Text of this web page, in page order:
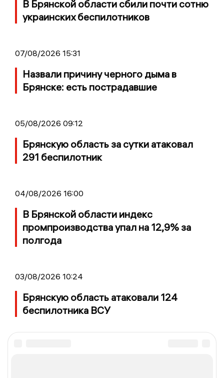
В Брянской области сбили почти сотню
украинских беспилотников
07/08/2026 15:31
Назвали причину черного дыма в
Брянске: есть пострадавшие
05/08/2026 09:12
Брянскую область за сутки атаковал
291 беспилотник
04/08/2026 16:00
В Брянской области индекс
промпроизводства упал на 12,9% за
полгода
03/08/2026 10:24
Брянскую область атаковали 124
беспилотника ВСУ